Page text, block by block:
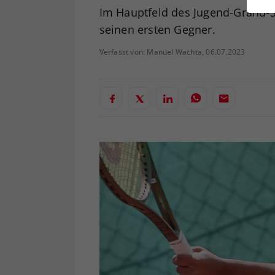
Im Hauptfeld des Jugend-
seinen ersten Gegner.
Verfasst von: Manuel Wachta, 06.07.2023